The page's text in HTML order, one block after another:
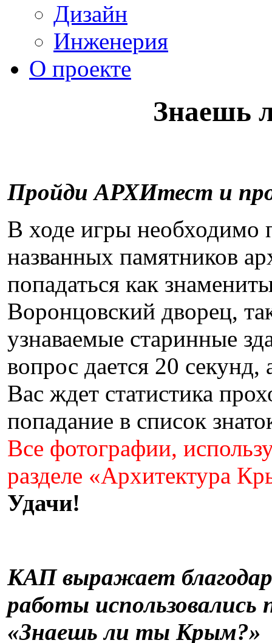
Дизайн
Инженерия
О проекте
Знаешь
Пройди АРХИтест и
В ходе игры необходимо
названных памятников
попадаться как
Воронцовский дворец,
узнаваемые старинные
вопрос дается 20
Вас ждет статистика
попадание в список
Все фотографии,
разделе «Архитектура
Удачи!
КАП выражает
работы
«Знаешь ли ты Крым?»